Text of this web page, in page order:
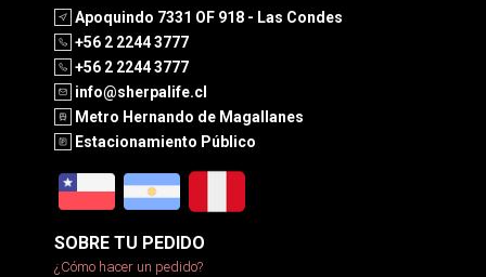
Apoquindo 7331 OF 918 - Las Condes
+56 2 2244 3777
+56 2 2244 3777
info@sherpalife.cl
Metro Hernando de Magallanes
Estacionamiento Público
SOBRE TU PEDIDO
¿Cómo hacer un pedido?